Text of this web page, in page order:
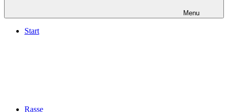
Menu
Start
Rasse